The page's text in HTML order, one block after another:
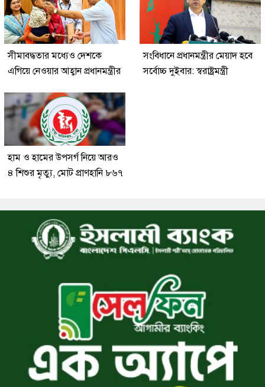
সীমাবদ্ধতার মধ্যেও দেশকে
এগিয়ে নেওয়ার আহ্বান প্রধানমন্ত্রীর
সংবিধানে প্রধানমন্ত্রীর মেয়াদ হবে
সর্বোচ্চ দুইবার: স্বরাষ্ট্রমন্ত্রী
হাম ও হামের উপসর্গ নিয়ে আরও
৪ শিশুর মৃত্যু, মোট প্রাণহানি ৮৬৭